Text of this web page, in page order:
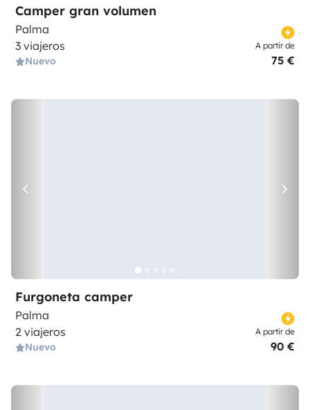
Camper gran volumen
Palma
3 viajeros
Nuevo
A partir de
75 €
Furgoneta camper
Palma
2 viajeros
Nuevo
A partir de
90 €